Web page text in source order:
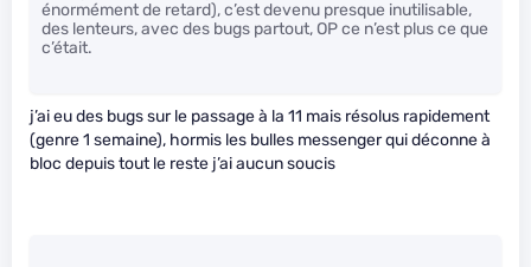
énormément de retard), c’est devenu presque inutilisable,
des lenteurs, avec des bugs partout, OP ce n’est plus ce que
c’était.
j’ai eu des bugs sur le passage à la 11 mais résolus rapidement
(genre 1 semaine), hormis les bulles messenger qui déconne à
bloc depuis tout le reste j’ai aucun soucis